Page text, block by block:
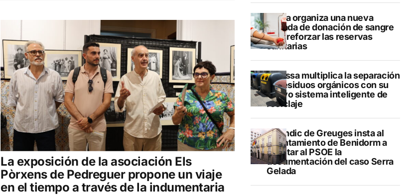
La exposición de la asociación Els
Pòrxens de Pedreguer propone un viaje
en el tiempo a través de la indumentaria
Dénia organiza una nueva
jornada de donación de sangre
para reforzar las reservas
sanitarias
Benissa multiplica la separación
de residuos orgánicos con su
nuevo sistema inteligente de
reciclaje
El Síndic de Greuges insta al
Ayuntamiento de Benidorm a
facilitar al PSOE la
documentación del caso Serra
Gelada